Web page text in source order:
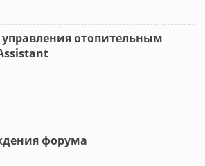
отопительным
форума